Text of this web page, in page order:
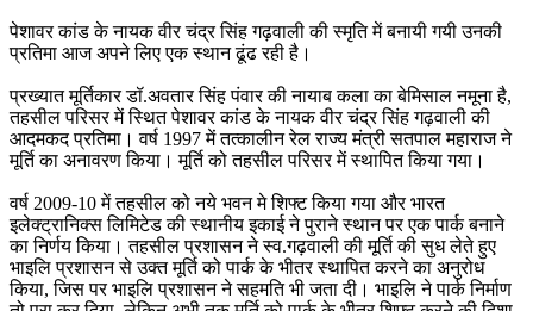
पेशावर कांड के नायक वीर चंद्र सिंह गढ़वाली की स्मृति में बनायी गयी उनकी
प्रतिमा आज अपने लिए एक स्थान ढूंढ रही है।
प्रख्यात मूर्तिकार डॉ.अवतार सिंह पंवार की नायाब कला का बेमिसाल नमूना है,
तहसील परिसर में स्थित पेशावर कांड के नायक वीर चंद्र सिंह गढ़वाली की
आदमकद प्रतिमा। वर्ष 1997 में तत्कालीन रेल राज्य मंत्री सतपाल महाराज ने
मूर्ति का अनावरण किया। मूर्ति को तहसील परिसर में स्थापित किया गया।
वर्ष 2009-10 में तहसील को नये भवन मे शिफ्ट किया गया और भारत
इलेक्ट्रानिक्स लिमिटेड की स्थानीय इकाई ने पुराने स्थान पर एक पार्क बनाने
का निर्णय किया। तहसील प्रशासन ने स्व.गढ़वाली की मूर्ति की सुध लेते हुए
भाइलि प्रशासन से उक्त मूर्ति को पार्क के भीतर स्थापित करने का अनुरोध
किया, जिस पर भाइलि प्रशासन ने सहमति भी जता दी। भाइलि ने पार्क निर्माण